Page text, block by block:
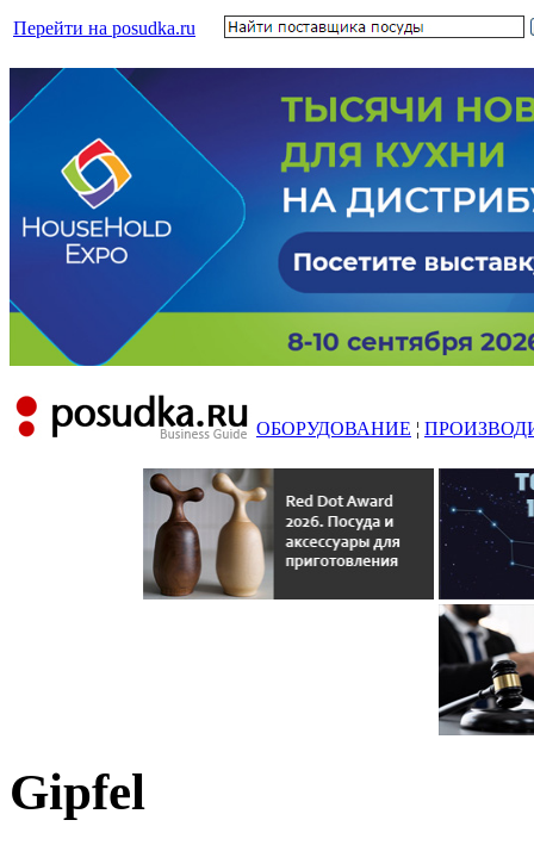
Перейти на posudka.ru
ОБОРУДОВАНИЕ ¦
Gipfel